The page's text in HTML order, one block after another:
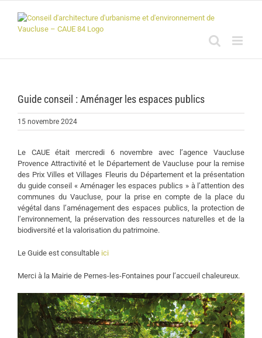
contenu
Guide conseil : Aménager les espaces publics
15 novembre 2024
Le CAUE était mercredi 6 novembre avec l’agence Vaucluse
Provence Attractivité et le Département de Vaucluse pour la remise
des Prix Villes et Villages Fleuris du Département et la présentation
du guide conseil « Aménager les espaces publics » à l’attention des
communes du Vaucluse, pour la prise en compte de la place du
végétal dans l’aménagement des espaces publics, la protection de
l’environnement, la préservation des ressources naturelles et de la
biodiversité et la valorisation du patrimoine.
Le Guide est consultable ici
Merci à la Mairie de Pernes-les-Fontaines pour l’accueil chaleureux.